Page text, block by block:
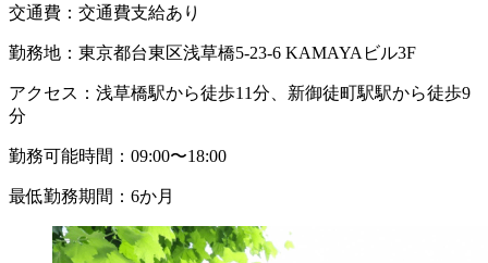
交通費： 交通費支給あり
勤務地： 東京都台東区浅草橋5-23-6 KAMAYAビル3F
アクセス： 浅草橋駅から徒歩11分、新御徒町駅駅から徒歩9
分
勤務可能時間： 09:00〜18:00
最低勤務期間： 6か月